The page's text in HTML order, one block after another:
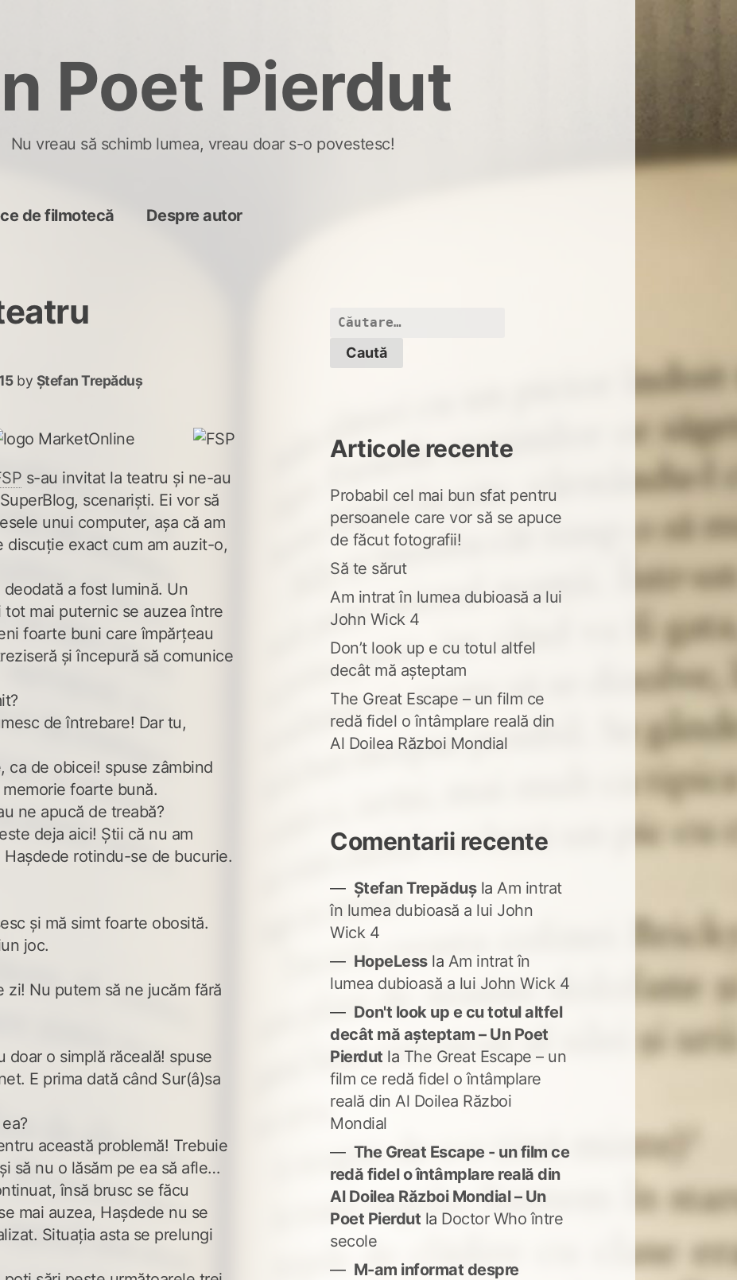
Poet Pierdut
Nu vreau să schimb lumea, vreau doar s-o povestesc!
de filmotecă Despre autor
by Ștefan Trepăduș
s-au invitat la teatru și ne-au
scenariști. Ei vor să
unui computer, așa că am
discuție exact cum am auzit-o,
a fost lumină. Un
mai puternic se auzea între
foarte buni care împărțeau
și începură să comunice
de întrebare! Dar tu,
ca de obicei! spuse zâmbind
foarte bună.
ne apucă de treabă?
deja aici! Știi că nu am
rotindu-se de bucurie.
și mă simt foarte obosită.
joc.
zi! Nu putem să ne jucăm fără
doar o simplă răceală! spuse
E prima dată când Sur(â)sa
această problemă! Trebuie
să nu o lăsăm pe ea să afle…
însă brusc se făcu
mai auzea, Hașdede nu se
Situația asta se prelungi
Caută
după:
Articole recente
Probabil cel mai bun sfat pentru
persoanele care vor să se apuce
de făcut fotografii!
Să te sărut
Am intrat în lumea dubioasă a lui
John Wick 4
Don’t look up e cu totul altfel
decât mă așteptam
The Great Escape – un film ce
redă fidel o întâmplare reală din
Al Doilea Război Mondial
Comentarii recente
Ștefan Trepădușla Am intrat
în lumea dubioasă a lui John
Wick 4
HopeLessla Am intrat în
lumea dubioasă a lui John Wick 4
Don't look up e cu totul altfel
decât mă așteptam – Un Poet
Pierdut la The Great Escape – un
film ce redă fidel o întâmplare
reală din Al Doilea Război
Mondial
The Great Escape - un film ce
redă fidel o întâmplare reală din
Al Doilea Război Mondial – Un
Poet Pierdut la Doctor Who între
secole
M-am informat despre